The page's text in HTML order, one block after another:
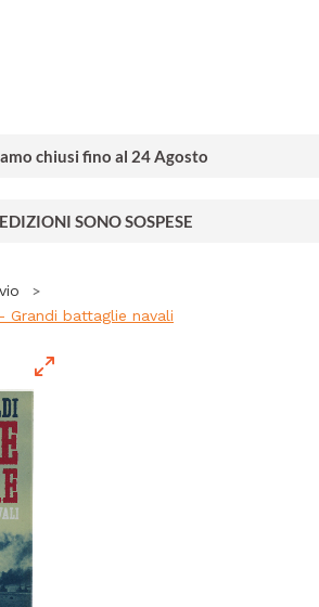
chiusi fino al 24 Agosto
SONO SOSPESE
Grandi battaglie navali